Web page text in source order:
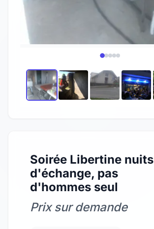
Soirée Libertine nuits
d'échange, pas
d'hommes seul
Prix sur demande